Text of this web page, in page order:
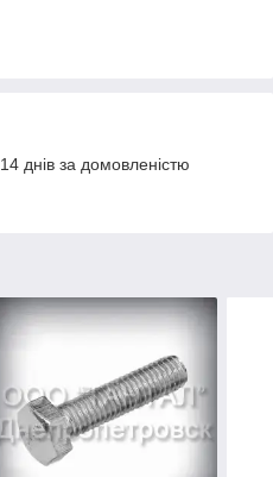
днів за домовленістю